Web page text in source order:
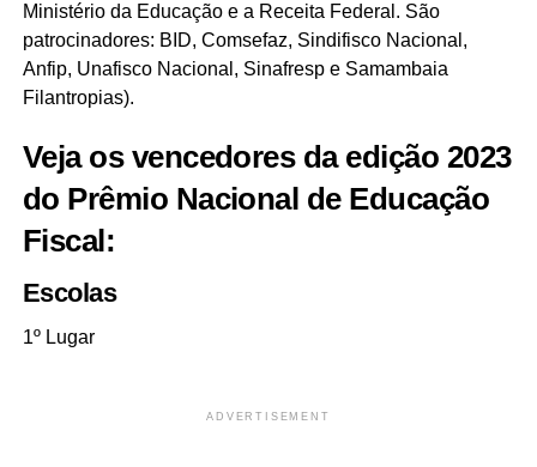
Ministério da Educação e a Receita Federal. São
patrocinadores: BID, Comsefaz, Sindifisco Nacional,
Anfip, Unafisco Nacional, Sinafresp e Samambaia
Filantropias).
Veja os vencedores da edição 2023
do Prêmio Nacional de Educação
Fiscal:
Escolas
1º Lugar
ADVERTISEMENT